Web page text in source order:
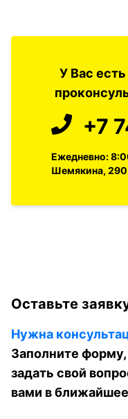
У Вас
+7
Ежедневно:
Шемякина, 290
Оставьте
Нужна
Заполните
задать свой
вами в